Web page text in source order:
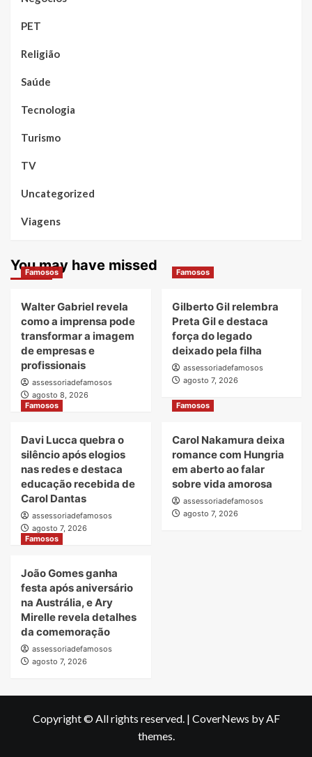
PET
Religião
Saúde
Tecnologia
Turismo
TV
Uncategorized
Viagens
You may have missed
Famosos
Walter Gabriel revela
como a imprensa pode
transformar a imagem
de empresas e
profissionais
assessoriadefamosos
agosto 8, 2026
Famosos
Gilberto Gil relembra
Preta Gil e destaca
força do legado
deixado pela filha
assessoriadefamosos
agosto 7, 2026
Famosos
Davi Lucca quebra o
silêncio após elogios
nas redes e destaca
educação recebida de
Carol Dantas
assessoriadefamosos
agosto 7, 2026
Famosos
Carol Nakamura deixa
romance com Hungria
em aberto ao falar
sobre vida amorosa
assessoriadefamosos
agosto 7, 2026
Famosos
João Gomes ganha
festa após aniversário
na Austrália, e Ary
Mirelle revela detalhes
da comemoração
assessoriadefamosos
agosto 7, 2026
Copyright © All rights reserved. | CoverNews by AF
themes.